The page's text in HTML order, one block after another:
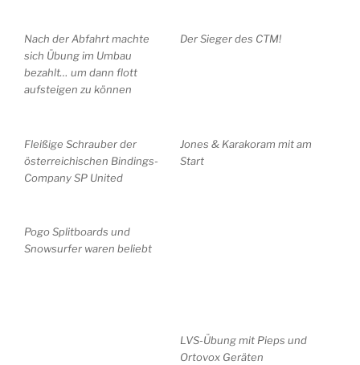
Nach der Abfahrt machte
sich Übung im Umbau
bezahlt… um dann flott
aufsteigen zu können
Der Sieger des CTM!
Fleißige Schrauber der
österreichischen Bindings-
Company SP United
Jones & Karakoram mit am
Start
Pogo Splitboards und
Snowsurfer waren beliebt
LVS-Übung mit Pieps und
Ortovox Geräten